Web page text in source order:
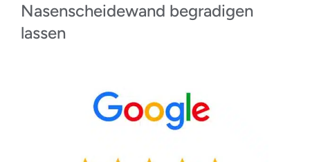
Nasenscheidewand begradigen
lassen